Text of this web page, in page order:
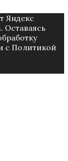
Яндекс
Ocтaвaяcь
с Пoлитикой